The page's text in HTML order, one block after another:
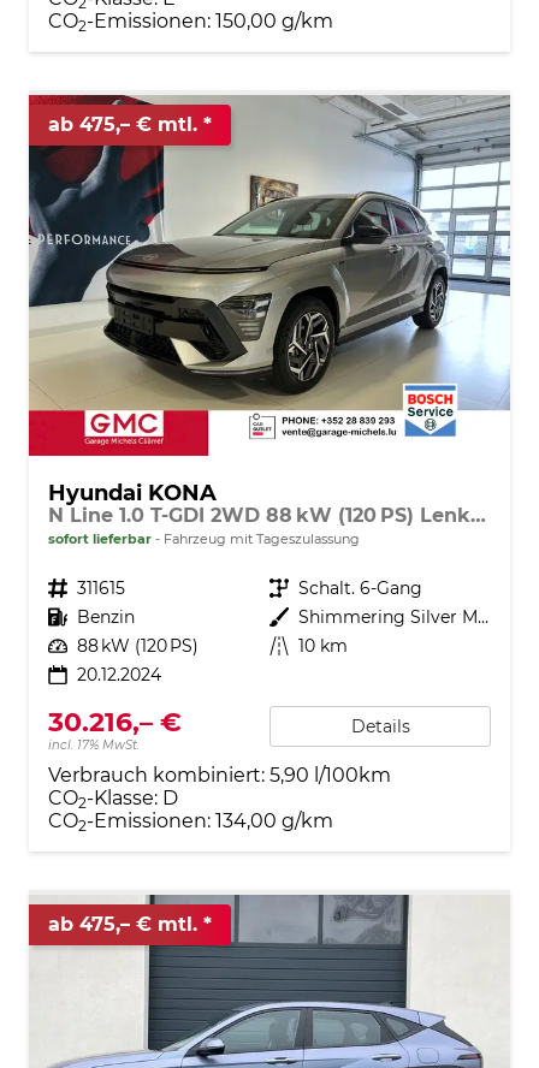
CO2-Emissionen: 150,00 g/km
ab 475,– € mtl.
Hyundai KONA
N Line 1.0 T-GDI 2WD 88 kW (120 PS) Lenkradheizung, Sitzheizung, 2-Zonen-Klimaautomatik, 360° Übersichtskamera, Geschwindigkeitslimitassitent, Navigationssystem, DAB, Apple CarPlay, Android Auto, 18 Zoll Leichtmetallfelgen, uvm.
sofort lieferbar Fahrzeug mit Tageszulassung
Fahrzeugnr. 311615 Getriebe Schalt. 6-Gang
Kraftstoff Benzin Außenfarbe
Shimmering Silver Metallic
Leistung 88 kW (120 PS) Kilometerstand 10 km
20.12.2024
30.216,– €
incl. 17% MwSt.
Details
Verbrauch kombiniert: 5,90 l/100km
CO2-Klasse: D
CO2-Emissionen: 134,00 g/km
ab 475,– € mtl.